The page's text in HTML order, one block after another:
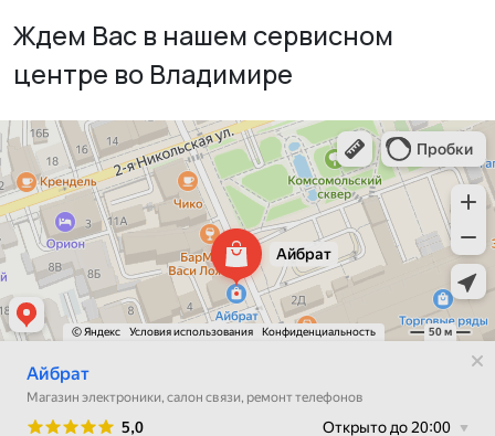
Ждем Вас в нашем сервисном
центре во Владимире